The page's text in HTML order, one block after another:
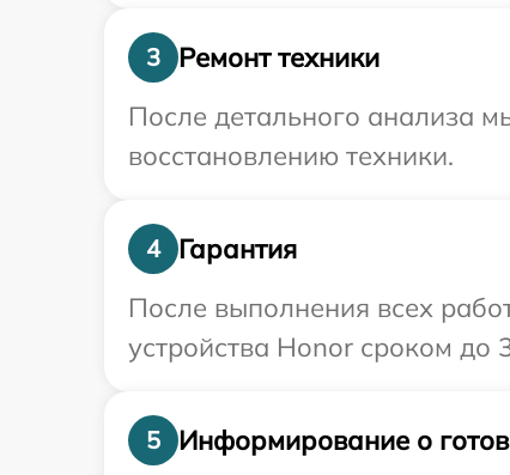
3
Ремонт техники
После детального анализа
восстановлению техники.
4
Гарантия
После выполнения всех
устройства Honor сроком до
5
Информирование о